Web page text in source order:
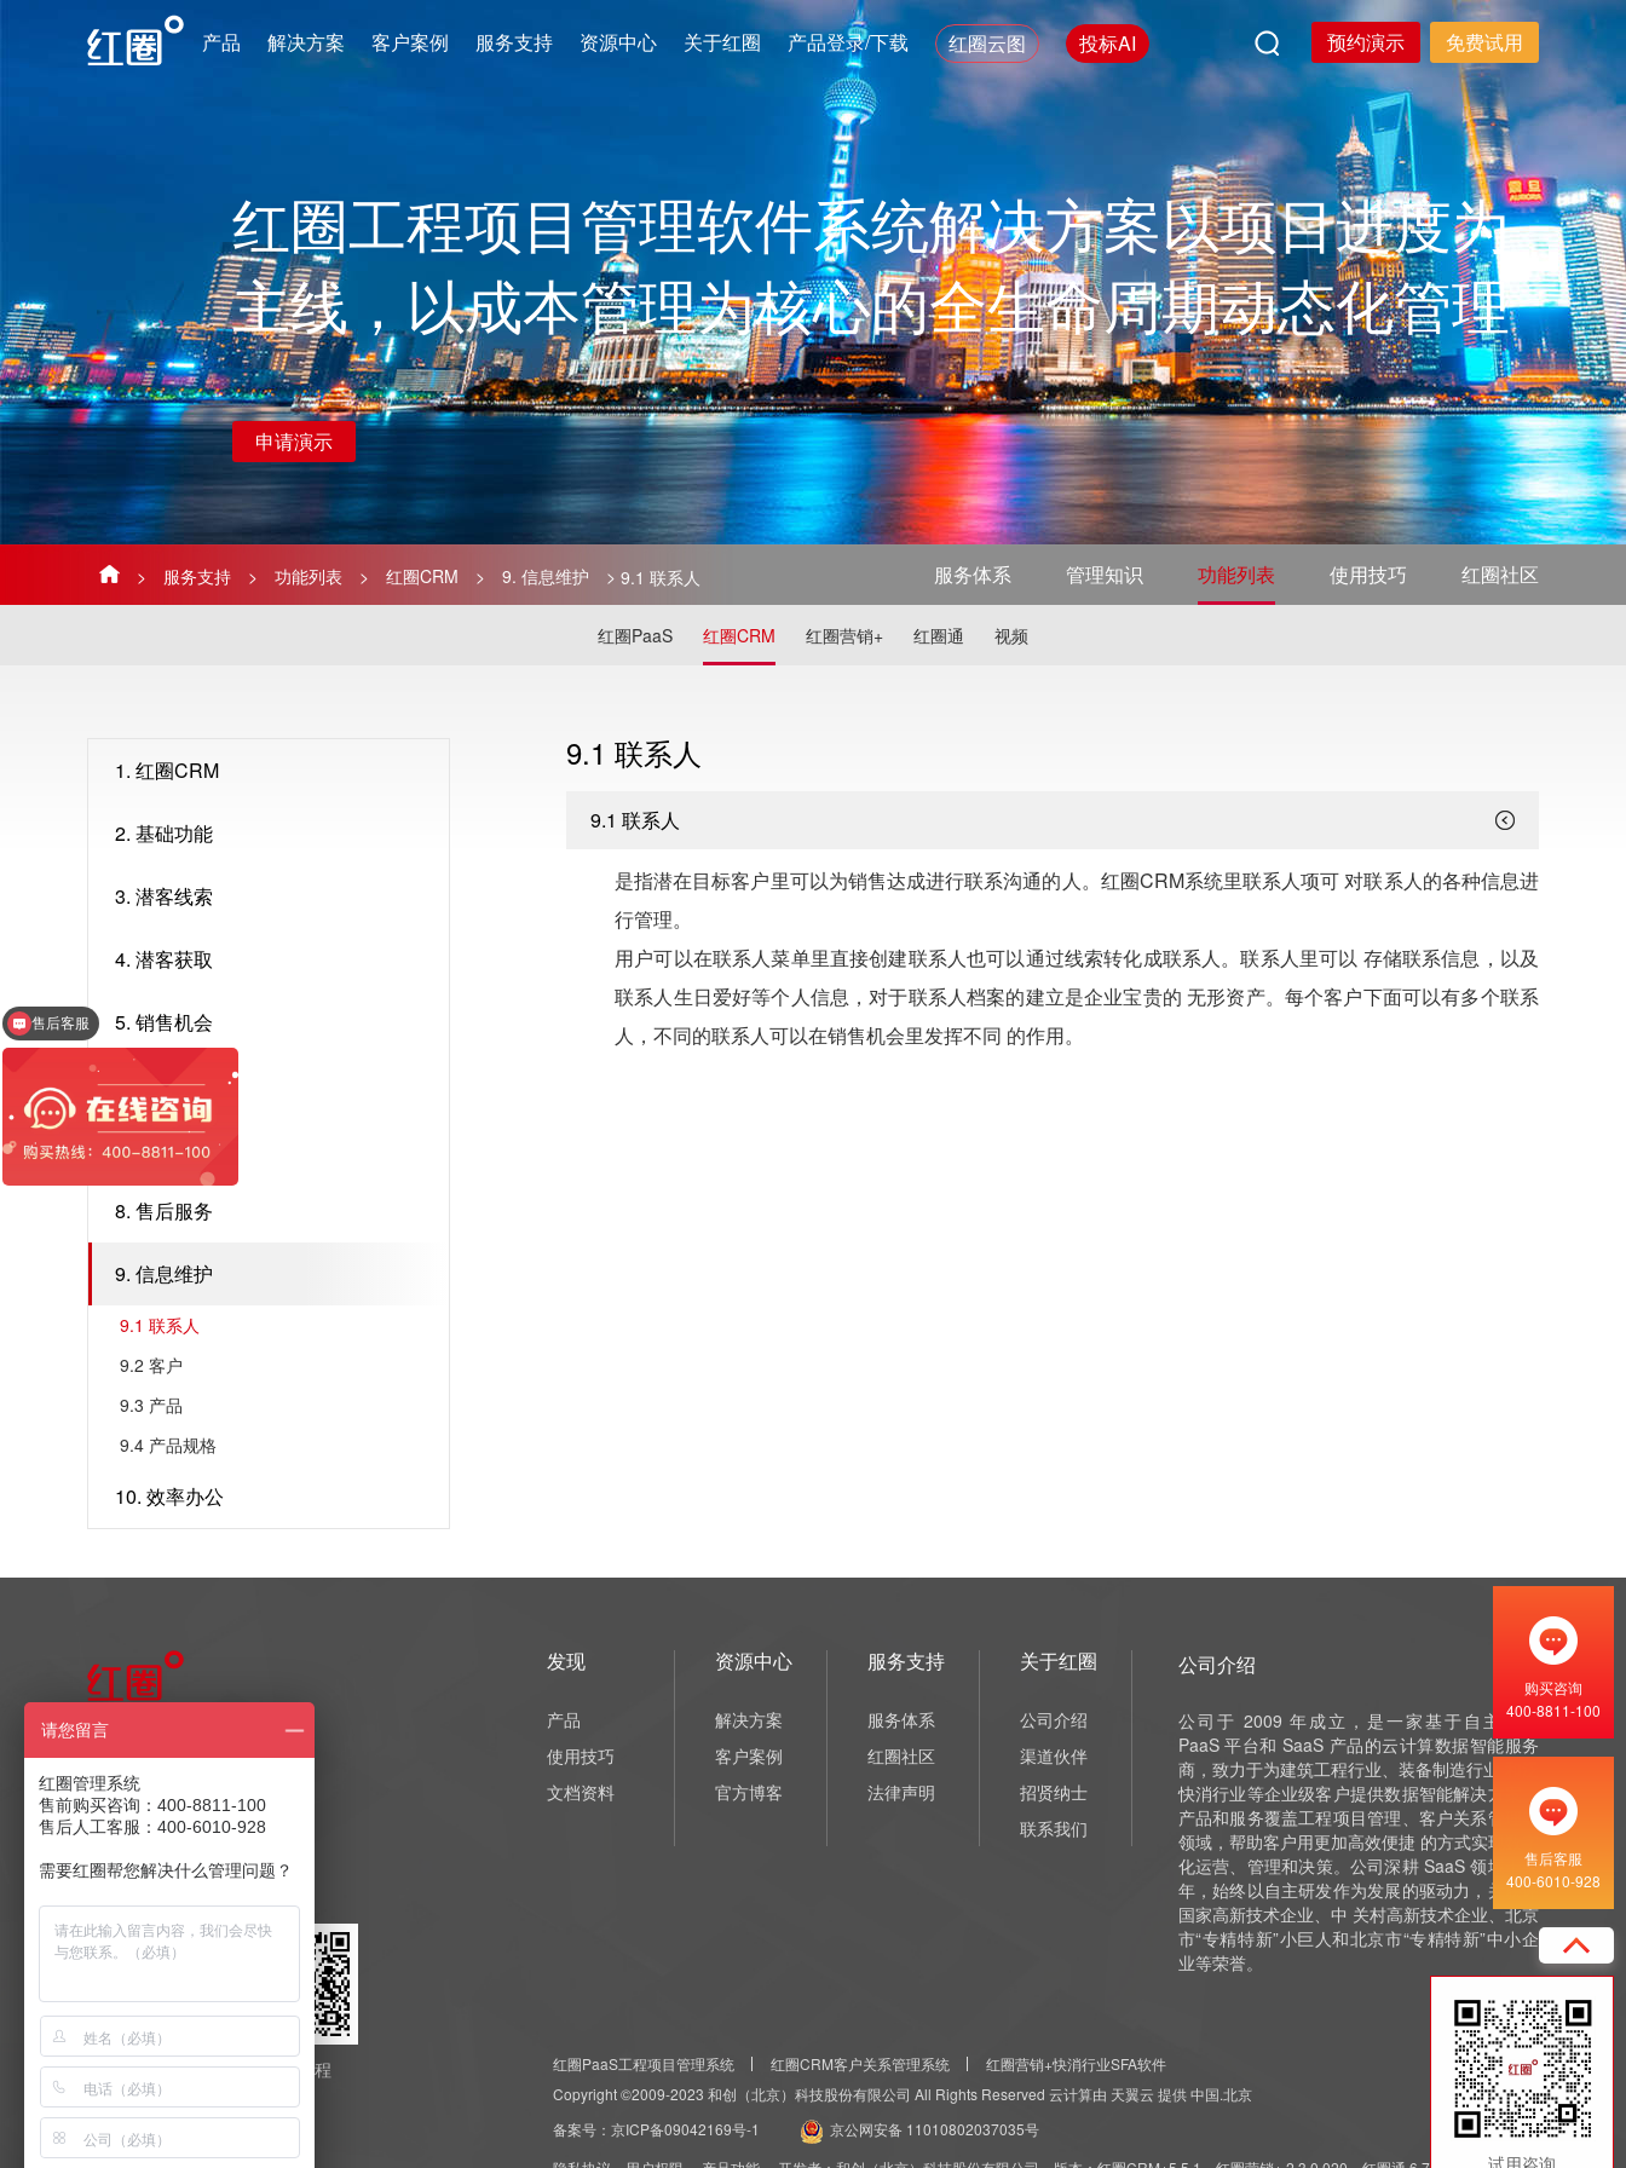
产品 解决方案 客户案例 服务支持 资源中心 关于红圈 产品登录/下载 红圈云图 投标AI 预约演示 免费试用
红圈工程项目管理软件系统解决方案以项目进度为
主线，以成本管理为核心的全生命周期动态化管理
申请演示
> 服务支持 > 功能列表 > 红圈CRM > 9. 信息维护 > 9.1 联系人 服务体系 管理知识 功能列表 使用技巧 红圈社区
红圈PaaS 红圈CRM 红圈营销+ 红圈通 视频
1. 红圈CRM
2. 基础功能
3. 潜客线索
4. 潜客获取
5. 销售机会
6. 销售跟进
7. 合约交付
8. 售后服务
9. 信息维护
9.1 联系人
9.2 客户
9.3 产品
9.4 产品规格
10. 效率办公
9.1 联系人
9.1 联系人
是指潜在目标客户里可以为销售达成进行联系沟通的人。红圈CRM系统里联系人项可 对联系人的各种信息进
行管理。
用户可以在联系人菜单里直接创建联系人也可以通过线索转化成联系人。联系人里可以 存储联系信息，以及
联系人生日爱好等个人信息，对于联系人档案的建立是企业宝贵的 无形资产。每个客户下面可以有多个联系
人，不同的联系人可以在销售机会里发挥不同 的作用。
售前产品咨询
400-8811-100
售后客服：400-6010-928
商务合作：
发送至邮箱
红圈云 红圈工程
发现
产品
使用技巧
文档资料
资源中心
解决方案
客户案例
官方博客
服务支持
服务体系
红圈社区
法律声明
关于红圈
公司介绍
渠道伙伴
招贤纳士
联系我们
公司介绍
公司于 2009 年成立，是一家基于自主研发
PaaS 平台和 SaaS 产品的云计算数据智能服务
商，致力于为建筑工程行业、装备制造行业 和泛
快消行业等企业级客户提供数据智能解决方案，
产品和服务覆盖工程项目管理、客户关系管理等
领域，帮助客户用更加高效便捷 的方式实现数字
化运营、管理和决策。公司深耕 SaaS 领域十余
年，始终以自主研发作为发展的驱动力，并获评
国家高新技术企业、中 关村高新技术企业、北京
市“专精特新”小巨人和北京市“专精特新”中小企
业等荣誉。
红圈PaaS工程项目管理系统 红圈CRM客户关系管理系统
红圈营销+快消行业SFA软件
Copyright ©2009-2023 和创（北京）科技股份有限公司 All Rights Reserved 云计算由 天翼云 提供 中国.北京
备案号：京ICP备09042169号-1
京公网安备 11010802037035号
购买咨询
400-8811-100
售后客服
400-6010-928
试用咨询
售后客服
请您留言
红圈管理系统
售前购买咨询：400-8811-100
售后人工客服：400-6010-928
需要红圈帮您解决什么管理问题？